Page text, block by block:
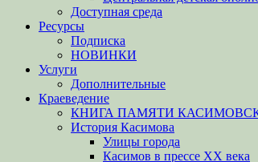
Доступная среда
Ресурсы
Подписка
НОВИНКИ
Услуги
Дополнительные
Краеведение
КНИГА ПАМЯТИ
История Касимова
Улицы города
Касимов в прессе XX века